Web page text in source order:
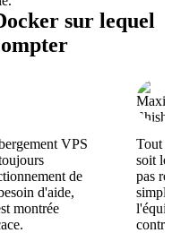
sur lequel
VPS
de
d'aide,
montrée
Tout
soit
pas